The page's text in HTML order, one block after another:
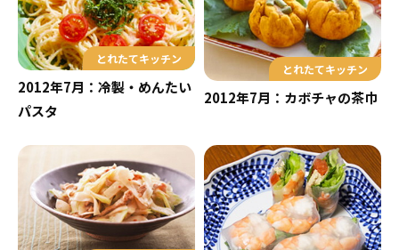
とれたてキッチン
2012年7月：冷製・めんたい
パスタ
とれたてキッチン
2012年7月：カボチャの茶巾